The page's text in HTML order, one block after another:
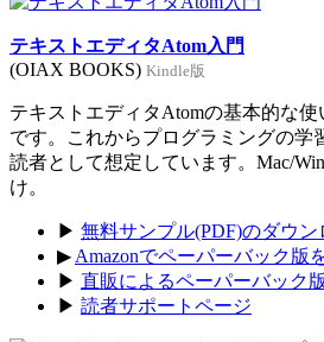
テキストエディタAtom入門
(OIAX BOOKS) Kindle版
テキストエディタAtomの基本的な
です。これからプログラミングの学
読者として想定しています。Mac/
け。
▶ 無料サンプル(PDF)のダウン
▶ Amazonでペーパーバック版
▶ 直販によるペーパーバック
▶ 読者サポートページ